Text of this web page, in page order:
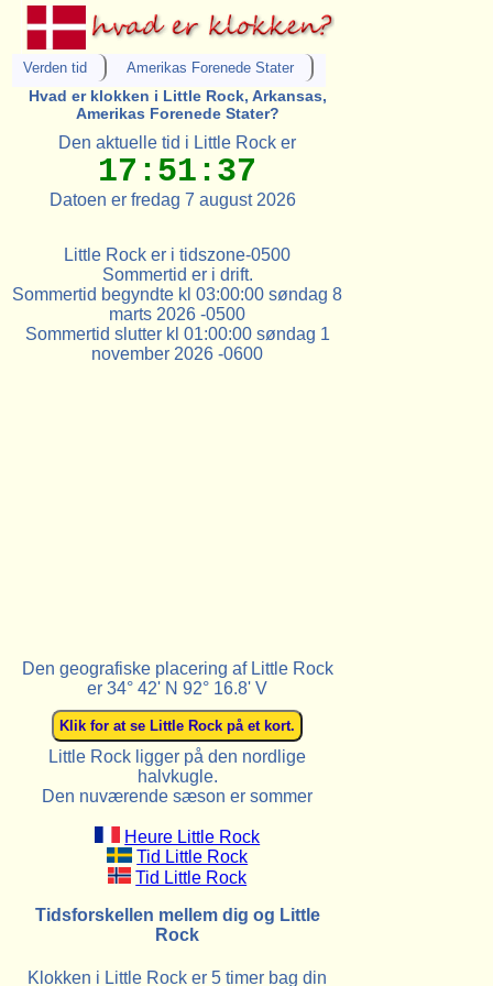
Verden tid Amerikas Forenede Stater
Hvad er klokken i Little Rock, Arkansas,
Amerikas Forenede Stater?
Den aktuelle tid i Little Rock er
17:51:37
Datoen er fredag 7 august 2026
Little Rock er i tidszone-0500
Sommertid er i drift.
Sommertid begyndte kl 03:00:00 søndag 8
marts 2026 -0500
Sommertid slutter kl 01:00:00 søndag 1
november 2026 -0600
Den geografiske placering af Little Rock
er 34° 42' N 92° 16.8' V
Little Rock ligger på den nordlige
halvkugle.
Den nuværende sæson er sommer
Heure Little Rock
Tid Little Rock
Tid Little Rock
Tidsforskellen mellem dig og Little
Rock
Klokken i Little Rock er 5 timer bag din